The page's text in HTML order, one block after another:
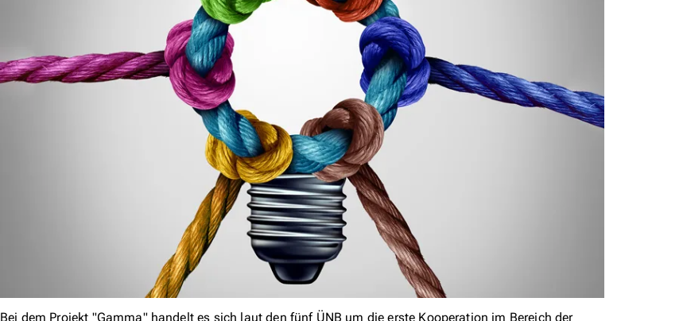
Bei dem Projekt "Gamma" handelt es sich laut den fünf ÜNB um die erste Kooperation im Bereich der